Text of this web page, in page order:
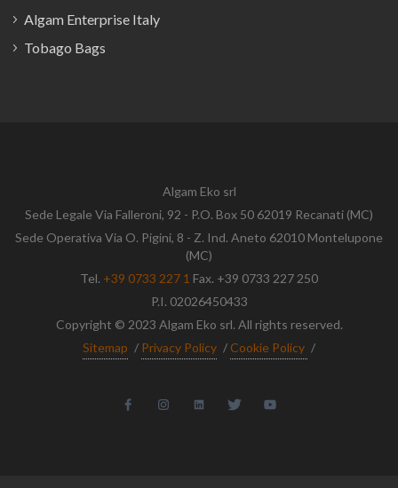
Algam Enterprise Italy
Tobago Bags
Algam Eko srl
Sede Legale Via Falleroni, 92 - P.O. Box 50 62019 Recanati (MC)
Sede Operativa Via O. Pigini, 8 - Z. Ind. Aneto 62010 Montelupone
(MC)
Tel. +39 0733 227 1 Fax. +39 0733 227 250
P.I. 02026450433
Copyright © 2023 Algam Eko srl. All rights reserved.
Sitemap / Privacy Policy / Cookie Policy /